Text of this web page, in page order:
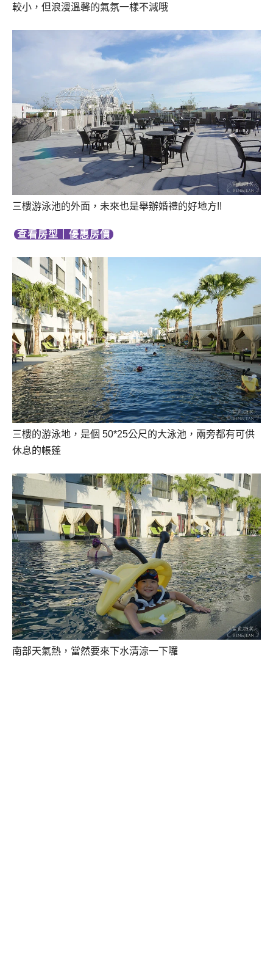
較小，但浪漫溫馨的氣氛一樣不減哦
三樓游泳池的外面，未來也是舉辦婚禮的好地方!!
查看房型 優惠房價
三樓的游泳地，是個 50*25公尺的大泳池，兩旁都有可供
休息的帳蓬
南部天氣熱，當然要來下水清涼一下囉